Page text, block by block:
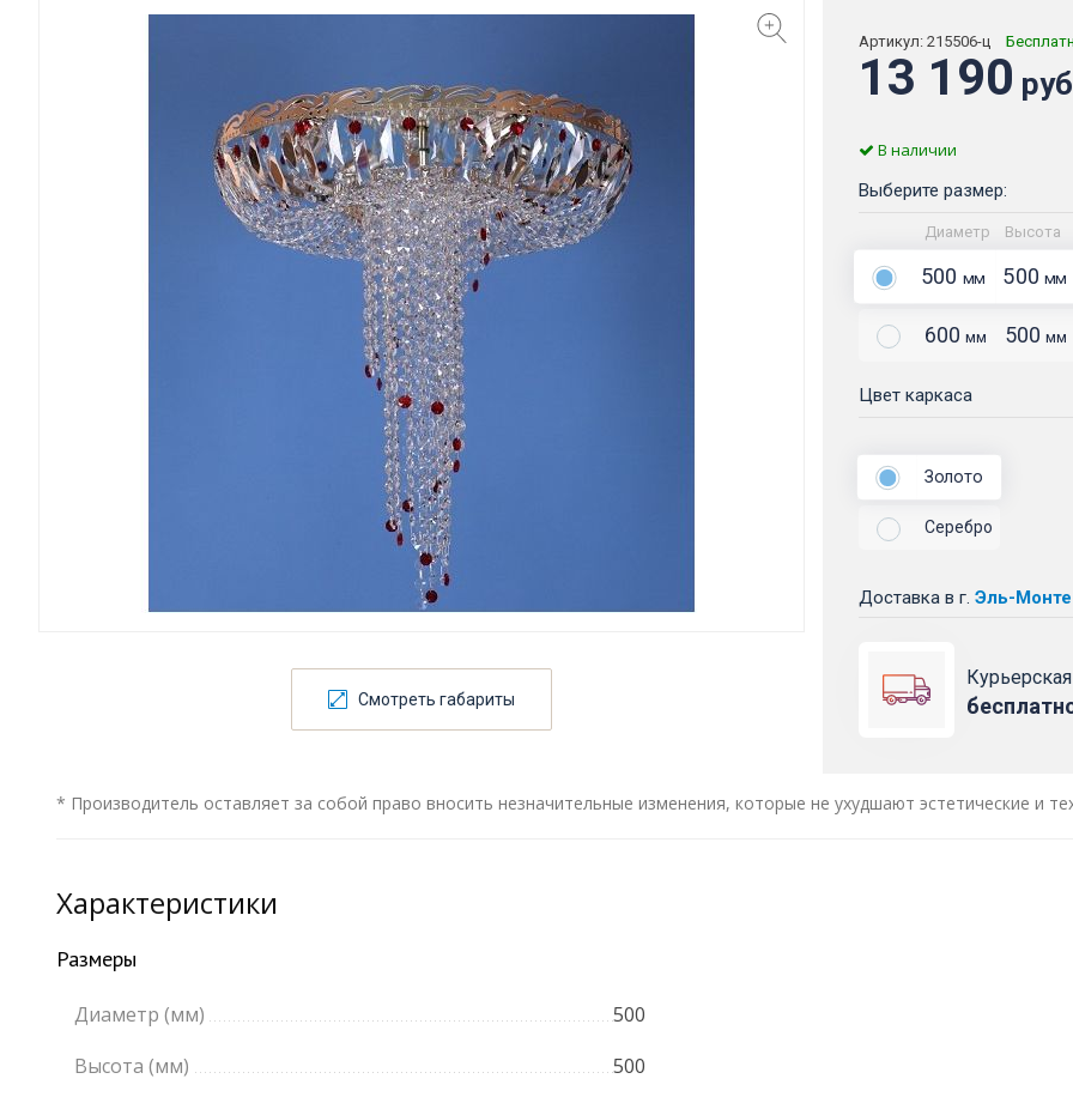
Смотреть габариты
Артикул: 215506-ц
13 190
В наличии
Выберите размер:
Диаметр Высота
500 мм 500мм
600 мм 500 мм
Цвет каркаса
Золото
Серебро
Доставка в г. Эль-Монте
* Производитель оставляет за собой право вносить незначительные изменения, которые не ухудшают эстетические и
Характеристики
Размеры
Диаметр (мм)
500
Высота (мм)
500